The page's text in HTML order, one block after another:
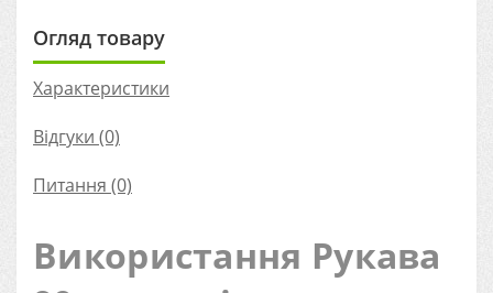
Огляд товару
Характеристики
Відгуки (0)
Питання (0)
Використання Рукава